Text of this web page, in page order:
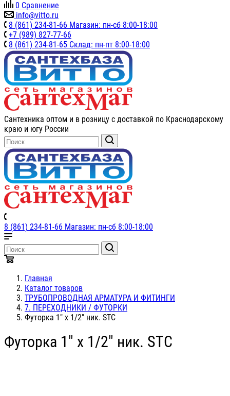
0 Сравнение
info@vitto.ru
8 (861) 234-81-66 Магазин: пн-сб 8:00-18:00
+7 (989) 827-77-66
8 (861) 234-81-65 Склад: пн-пт 8:00-18:00
Сантехника оптом и в розницу с доставкой по Краснодарскому
краю и югу России
8 (861) 234-81-66 Магазин: пн-сб 8:00-18:00
Главная
Каталог товаров
ТРУБОПРОВОДНАЯ АРМАТУРА И ФИТИНГИ
7. ПЕРЕХОДНИКИ / ФУТОРКИ
Футорка 1" х 1/2" ник. STC
Футорка 1" х 1/2" ник. STC